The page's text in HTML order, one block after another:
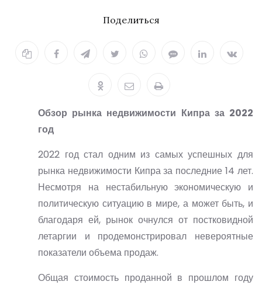
Поделиться
Обзор рынка недвижимости Кипра за 2022
год
2022 год стал одним из самых успешных для
рынка недвижимости Кипра за последние 14 лет.
Несмотря на нестабильную экономическую и
политическую ситуацию в мире, а может быть, и
благодаря ей, рынок очнулся от постковидной
летаргии и продемонстрировал невероятные
показатели объема продаж.
Общая стоимость проданной в прошлом году